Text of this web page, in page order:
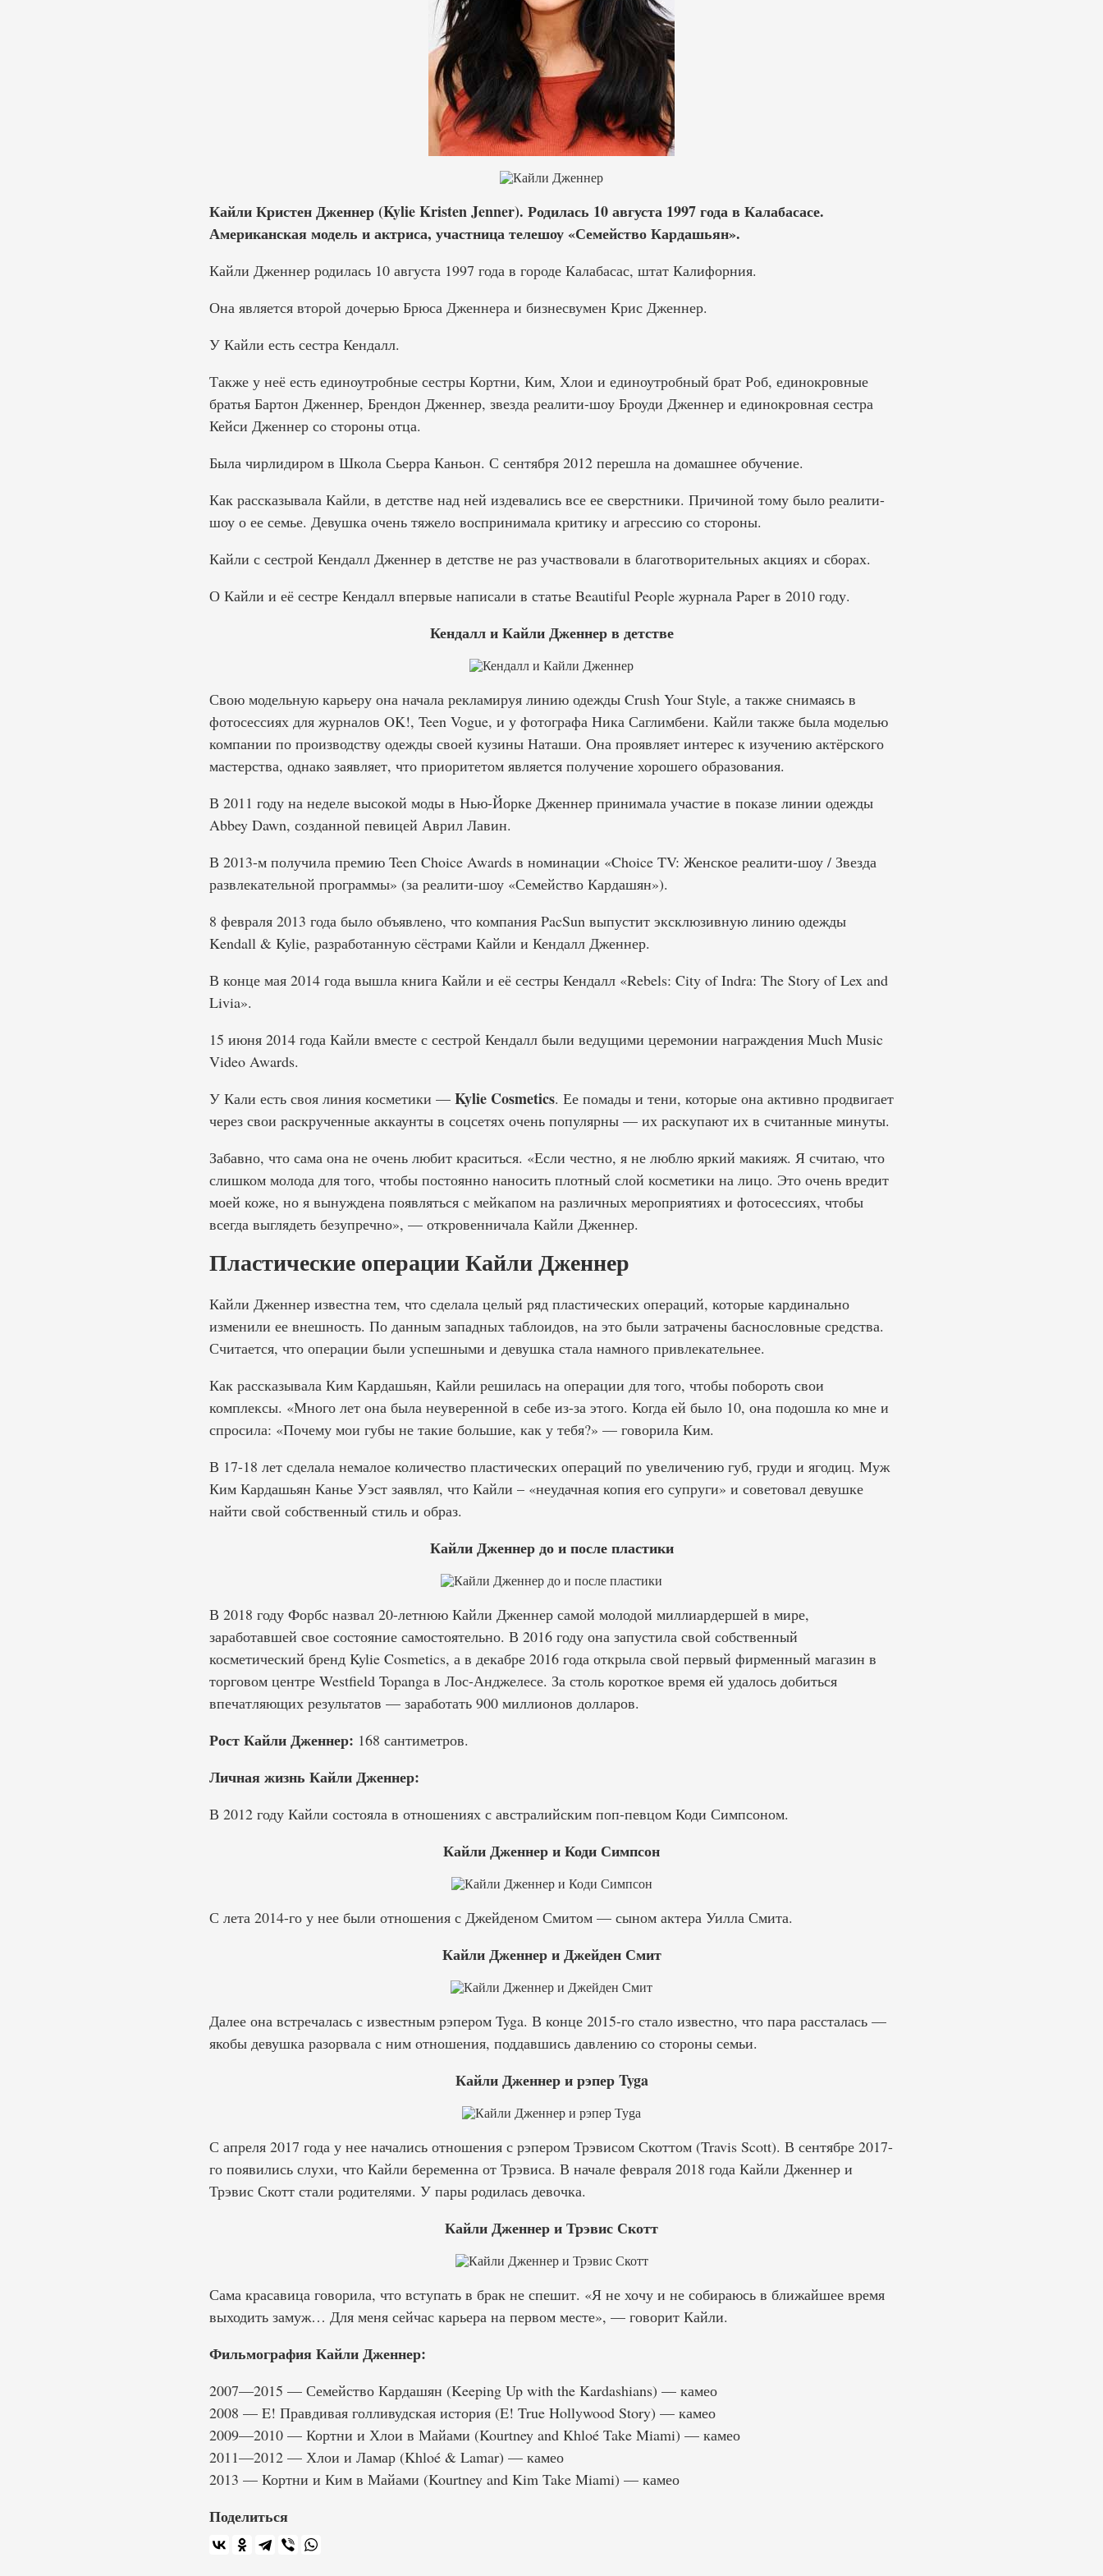
Кайли Кристен Дженнер (Kylie Kristen Jenner). Родилась 10 августа 1997 года в Калабасасе.
Американская модель и актриса, участница телешоу «Семейство Кардашьян».
Кайли Дженнер родилась 10 августа 1997 года в городе Калабасас, штат Калифорния.
Она является второй дочерью Брюса Дженнера и бизнесвумен Крис Дженнер.
У Кайли есть сестра Кендалл.
Также у неё есть единоутробные сестры Кортни, Ким, Хлои и единоутробный брат Роб, единокровные
братья Бартон Дженнер, Брендон Дженнер, звезда реалити-шоу Броуди Дженнер и единокровная сестра
Кейси Дженнер со стороны отца.
Была чирлидиром в Школа Сьерра Каньон. С сентября 2012 перешла на домашнее обучение.
Как рассказывала Кайли, в детстве над ней издевались все ее сверстники. Причиной тому было реалити-
шоу о ее семье. Девушка очень тяжело воспринимала критику и агрессию со стороны.
Кайли с сестрой Кендалл Дженнер в детстве не раз участвовали в благотворительных акциях и сборах.
О Кайли и её сестре Кендалл впервые написали в статье Beautiful People журнала Paper в 2010 году.
Кендалл и Кайли Дженнер в детстве
Свою модельную карьеру она начала рекламируя линию одежды Crush Your Style, а также снимаясь в
фотосессиях для журналов OK!, Teen Vogue, и у фотографа Ника Саглимбени. Кайли также была моделью
компании по производству одежды своей кузины Наташи. Она проявляет интерес к изучению актёрского
мастерства, однако заявляет, что приоритетом является получение хорошего образования.
В 2011 году на неделе высокой моды в Нью-Йорке Дженнер принимала участие в показе линии одежды
Abbey Dawn, созданной певицей Аврил Лавин.
В 2013-м получила премию Teen Choice Awards в номинации «Choice TV: Женское реалити-шоу / Звезда
развлекательной программы» (за реалити-шоу «Семейство Кардашян»).
8 февраля 2013 года было объявлено, что компания PacSun выпустит эксклюзивную линию одежды
Kendall & Kylie, разработанную сёстрами Кайли и Кендалл Дженнер.
В конце мая 2014 года вышла книга Кайли и её сестры Кендалл «Rebels: City of Indra: The Story of Lex and
Livia».
15 июня 2014 года Кайли вместе с сестрой Кендалл были ведущими церемонии награждения Much Music
Video Awards.
У Кали есть своя линия косметики — Kylie Cosmetics. Ее помады и тени, которые она активно продвигает
через свои раскрученные аккаунты в соцсетях очень популярны — их раскупают их в считанные минуты.
Забавно, что сама она не очень любит краситься. «Если честно, я не люблю яркий макияж. Я считаю, что
слишком молода для того, чтобы постоянно наносить плотный слой косметики на лицо. Это очень вредит
моей коже, но я вынуждена появляться с мейкапом на различных мероприятиях и фотосессиях, чтобы
всегда выглядеть безупречно», — откровенничала Кайли Дженнер.
Пластические операции Кайли Дженнер
Кайли Дженнер известна тем, что сделала целый ряд пластических операций, которые кардинально
изменили ее внешность. По данным западных таблоидов, на это были затрачены баснословные средства.
Считается, что операции были успешными и девушка стала намного привлекательнее.
Как рассказывала Ким Кардашьян, Кайли решилась на операции для того, чтобы побороть свои
комплексы. «Много лет она была неуверенной в себе из-за этого. Когда ей было 10, она подошла ко мне и
спросила: «Почему мои губы не такие большие, как у тебя?» — говорила Ким.
В 17-18 лет сделала немалое количество пластических операций по увеличению губ, груди и ягодиц. Муж
Ким Кардашьян Канье Уэст заявлял, что Кайли – «неудачная копия его супруги» и советовал девушке
найти свой собственный стиль и образ.
Кайли Дженнер до и после пластики
В 2018 году Форбс назвал 20-летнюю Кайли Дженнер самой молодой миллиардершей в мире,
заработавшей свое состояние самостоятельно. В 2016 году она запустила свой собственный
косметический бренд Kylie Cosmetics, а в декабре 2016 года открыла свой первый фирменный магазин в
торговом центре Westfield Topanga в Лос-Анджелесе. За столь короткое время ей удалось добиться
впечатляющих результатов — заработать 900 миллионов долларов.
Рост Кайли Дженнер: 168 сантиметров.
Личная жизнь Кайли Дженнер:
В 2012 году Кайли состояла в отношениях с австралийским поп-певцом Коди Симпсоном.
Кайли Дженнер и Коди Симпсон
С лета 2014-го у нее были отношения с Джейденом Смитом — сыном актера Уилла Смита.
Кайли Дженнер и Джейден Смит
Далее она встречалась с известным рэпером Tyga. В конце 2015-го стало известно, что пара рассталась —
якобы девушка разорвала с ним отношения, поддавшись давлению со стороны семьи.
Кайли Дженнер и рэпер Tyga
С апреля 2017 года у нее начались отношения с рэпером Трэвисом Скоттом (Travis Scott). В сентябре 2017-
го появились слухи, что Кайли беременна от Трэвиса. В начале февраля 2018 года Кайли Дженнер и
Трэвис Скотт стали родителями. У пары родилась девочка.
Кайли Дженнер и Трэвис Скотт
Сама красавица говорила, что вступать в брак не спешит. «Я не хочу и не собираюсь в ближайшее время
выходить замуж… Для меня сейчас карьера на первом месте», — говорит Кайли.
Фильмография Кайли Дженнер:
2007—2015 — Семейство Кардашян (Keeping Up with the Kardashians) — камео
2008 — E! Правдивая голливудская история (E! True Hollywood Story) — камео
2009—2010 — Кортни и Хлои в Майами (Kourtney and Khloé Take Miami) — камео
2011—2012 — Хлои и Ламар (Khloé & Lamar) — камео
2013 — Кортни и Ким в Майами (Kourtney and Kim Take Miami) — камео
Поделиться